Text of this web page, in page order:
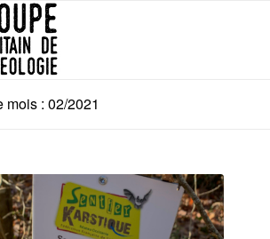
: 02/2021